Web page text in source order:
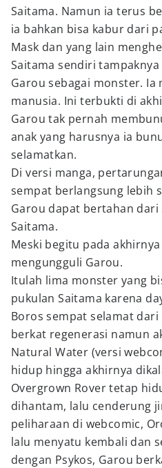
Saitama. Namun ia terus
ia bahkan bisa kabur dari
Mask dan yang lain
Saitama sendiri
Garou sebagai monster. Ia
manusia. Ini terbukti di
Garou tak pernah
anak yang harusnya ia
selamatkan.
Di versi manga,
sempat berlangsung lebih
Garou dapat bertahan
Saitama.
Meski begitu pada
mengungguli Garou.
Itulah lima monster yang
pukulan Saitama karena
Boros sempat selamat
berkat regenerasi namun
Natural Water (versi
hidup hingga akhirnya
Overgrown Rover tetap
dihantam, lalu cenderung
peliharaan di webcomic,
lalu menyatu kembali dan
dengan Psykos, Garou